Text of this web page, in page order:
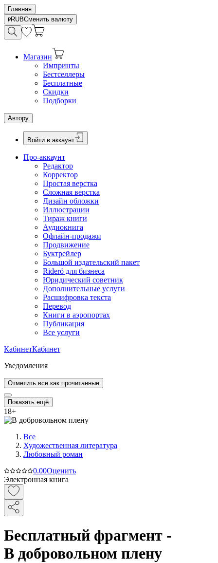
Главная
RUBСменить валюту
Магазин
Импринты
Бестселлеры
Бесплатные
Скидки
Подборки
Автору
Войти в аккаунт
Про-аккаунт
Редактор
Корректор
Простая верстка
Сложная верстка
Дизайн обложки
Иллюстрации
Тираж книги
Аудиокнига
Офлайн-продажи
Продвижение
Буктрейлер
Большой издательский пакет
Rideró для бизнеса
Юридический советник
Дополнительные услуги
Расшифровка текста
Перевод
Книги в аэропортах
Публикация
Все услуги
КабинетКабинет
Уведомления
Отметить все как прочитанные
Показать ещё
18+
Все
Художественная литература
Любовный роман
0.00Оценить
Электронная книга
Бесплатный фрагмент -
В добровольном плену